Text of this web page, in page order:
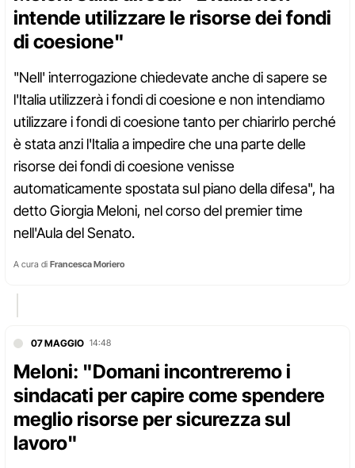
intende utilizzare le risorse dei fondi
di coesione"
"Nell' interrogazione chiedevate anche di sapere se
l'Italia utilizzerà i fondi di coesione e non intendiamo
utilizzare i fondi di coesione tanto per chiarirlo perché
è stata anzi l'Italia a impedire che una parte delle
risorse dei fondi di coesione venisse
automaticamente spostata sul piano della difesa", ha
detto Giorgia Meloni, nel corso del premier time
nell'Aula del Senato.
A cura di Francesca Moriero
07 MAGGIO 14:48
Meloni: "Domani incontreremo i
sindacati per capire come spendere
meglio risorse per sicurezza sul
lavoro"